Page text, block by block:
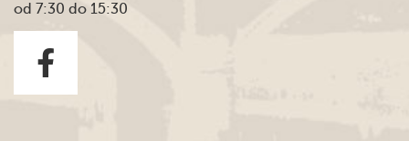
od 7:30 do 15:30